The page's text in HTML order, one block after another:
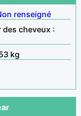
renseigné
des cheveux :
kg